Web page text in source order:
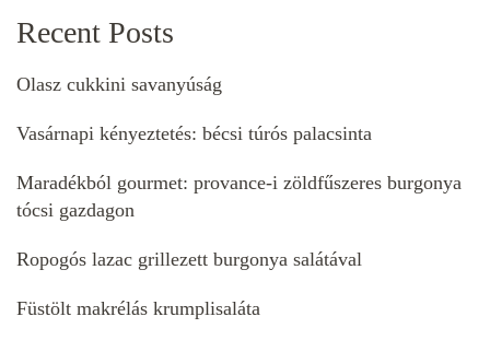
Recent Posts
Olasz cukkini savanyúság
Vasárnapi kényeztetés: bécsi túrós palacsinta
Maradékból gourmet: provance-i zöldfűszeres burgonya
tócsi gazdagon
Ropogós lazac grillezett burgonya salátával
Füstölt makrélás krumplisaláta